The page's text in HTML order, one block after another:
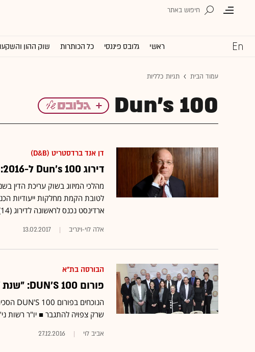
ראשי גלובס פיננסי כל הכותרות שוק ההון
עמוד הבית תגיות כלליות
Dun's 100
דן אנד ברדסטריט (D&B)
דירוג Dun's 100 ל-2016: הרצוג-פוקס-נאמן שומר על מקומו בצמרת
מהלכי המיזוג בשוק עריכת הדין
לטובת הקמת מחלקות ייעודיות
ארדינסט נכנס לראשונה לדירוג (14), ומשרד רוה יצא ממנו (22)
אלה לוי-וינריב 13.02.2017
הבורסה בת"א
פורום DUN'S 100: "שנת 2017 תהיה לא פחות מאתגרת מ-2016"
שרק צפויה להתגבר ■ יו"ר רשות
אביב לוי 27.12.2016